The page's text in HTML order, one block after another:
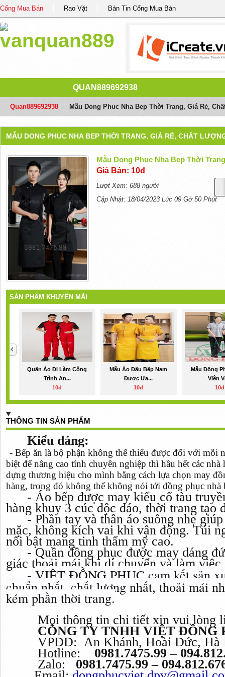
Cổng Mua Bán Rao Vặt Bản Tin Cổng Mua Bán
QUAN889692938
Quan889692938 Mẫu Dong Phuc Nha Bep Thời Trang, Giá Rẻ,
MẪU DONG PHUC NHA BEP THỜI TRANG, GIÁ RẺ, CHẤT
Mẫu Dong Phuc Nha Bep Thời
Giá Bán: 10đ
Lượt Xem: 688 người
Cập Nhật: 18/04/2023 Lúc 09 Gờ 50 Phút
SẢN PHẨM KHUYẾN MÃI
Quần Áo Đi Làm Công
Trình An...
10đ
Mẫu Áo Đầu Bếp Nam
Được Ưa...
10đ
Mẫu Đồng
Viên
10đ
THÔNG TIN SẢN PHẨM
Kiểu dáng:
- Bếp ăn là bộ phận không thể thiếu được đối với mỗi
biệt để nâng cao tính chuyên nghiệp thì hầu hết các nhà
dựng thương hiệu cho mình bằng cách lựa chọn may
hàng, trong đó không thể không nói tới đồng phục nhà
- Áo bếp được may kiểu cổ tàu
hàng khuy 3 cúc độc đáo, thời trang tạo
- Phần tay và thân áo suông nhẹ
mặc, không kích vai khi vận động. Túi
nổi bật mang tinh thẩm mỹ cao.
- Quần đồng phục được may dáng
giác thoải mái khi di chuyển và làm việc.
- VIỆT ĐỒNG PHỤC cam kết sản
chuẩn nhất, chất lượng nhất, thoải mái
kém phần thời trang.
Mọi thông tin chi tiết xin vui lòng
CÔNG TY TNHH VIỆT ĐỒNG
VPĐD: An Khánh, Hoài Đức, Hà
Hotline: 0981.7475.99 –
Zalo: 0981.7475.99 –